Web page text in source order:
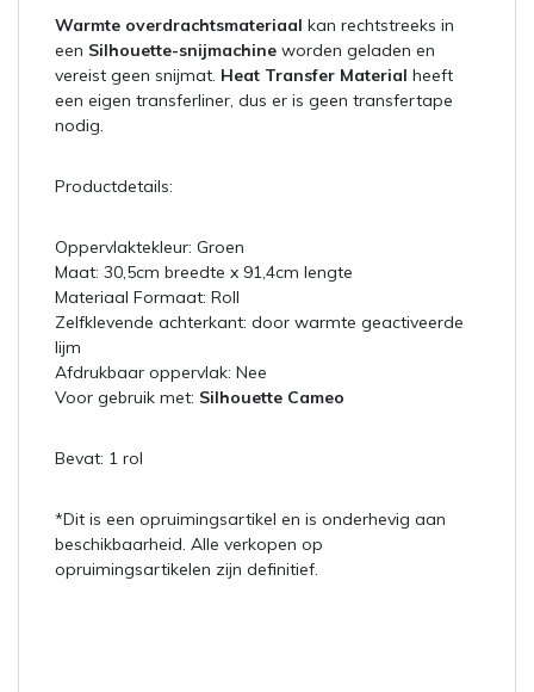
Warmte overdrachtsmateriaal kan rechtstreeks in
een Silhouette-snijmachine worden geladen en
vereist geen snijmat. Heat Transfer Material heeft
een eigen transferliner, dus er is geen transfertape
nodig.
Productdetails:
Oppervlaktekleur: Groen
Maat: 30,5cm breedte x 91,4cm lengte
Materiaal Formaat: Roll
Zelfklevende achterkant: door warmte geactiveerde
lijm
Afdrukbaar oppervlak: Nee
Voor gebruik met: Silhouette Cameo
Bevat: 1 rol
*Dit is een opruimingsartikel en is onderhevig aan
beschikbaarheid. Alle verkopen op
opruimingsartikelen zijn definitief.